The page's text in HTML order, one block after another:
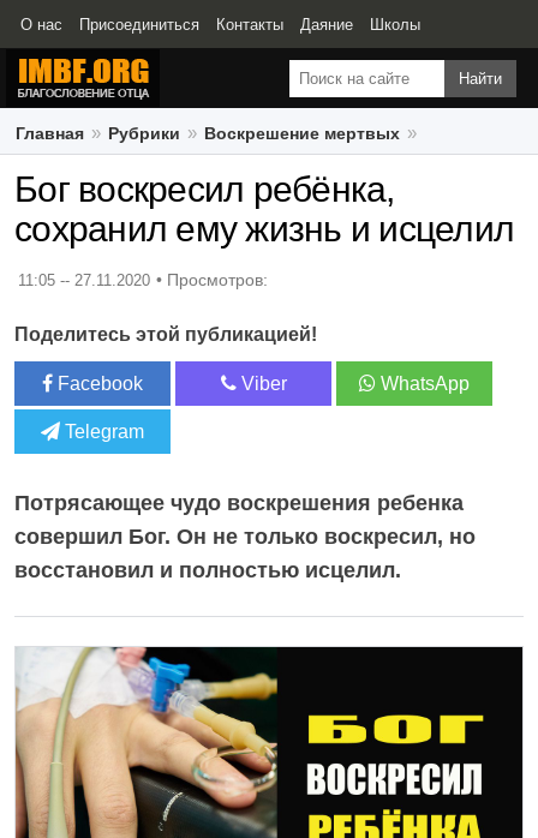
О нас Присоединиться Контакты Даяние Школы
Свидетельства
Главная Рубрики Воскрешение мертвых
Бог воскресил ребёнка, сохранил ему жизнь и исцелил
Бог воскресил ребёнка,
сохранил ему жизнь и исцелил
11:05 -- 27.11.2020
Поделитесь этой публикацией!
Facebook Viber WhatsApp
Telegram
Потрясающее чудо воскрешения ребенка
совершил Бог. Он не только воскресил, но
восстановил и полностью исцелил.